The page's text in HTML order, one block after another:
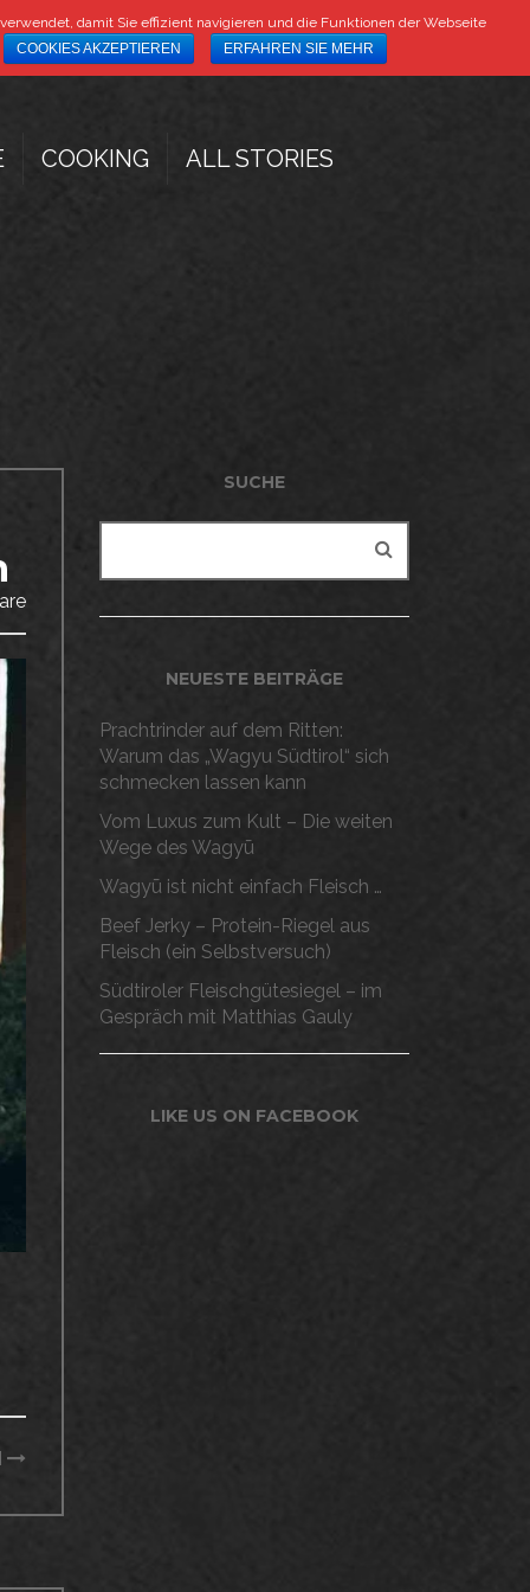
DE IT
COOKING ALL STORIES
SUCHE
NEUESTE BEITRÄGE
Prachtrinder auf dem Ritten:
Warum das „Wagyu Südtirol“ sich
schmecken lassen kann
Vom Luxus zum Kult – Die weiten
Wege des Wagyū
Wagyū ist nicht einfach Fleisch …
Beef Jerky – Protein-Riegel aus
Fleisch (ein Selbstversuch)
Südtiroler Fleischgütesiegel – im
Gespräch mit Matthias Gauly
LIKE US ON FACEBOOK
damit Sie effizient navigieren und die Funktionen der Webseite
COOKIES AKZEPTIEREN
ERFAHREN SIE MEHR